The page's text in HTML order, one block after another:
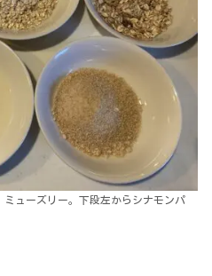
ミューズリー。下段左からシナモンパ